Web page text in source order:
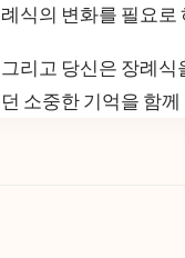
례식의 변화를 필요로
그리고 당신은 장례
던 소중한 기억을 함